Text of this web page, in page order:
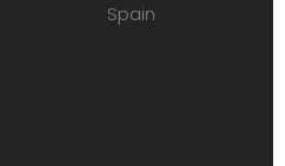
Spain